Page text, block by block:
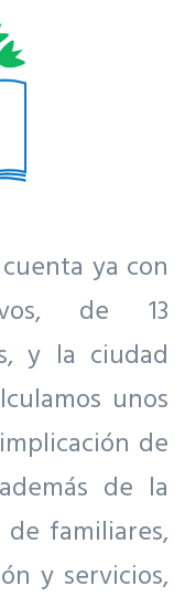
cuenta ya con
de 13
y la ciudad
unos
de
de la
familiares,
y servicios,